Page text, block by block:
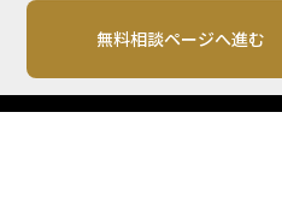
無料相談ページへ進む